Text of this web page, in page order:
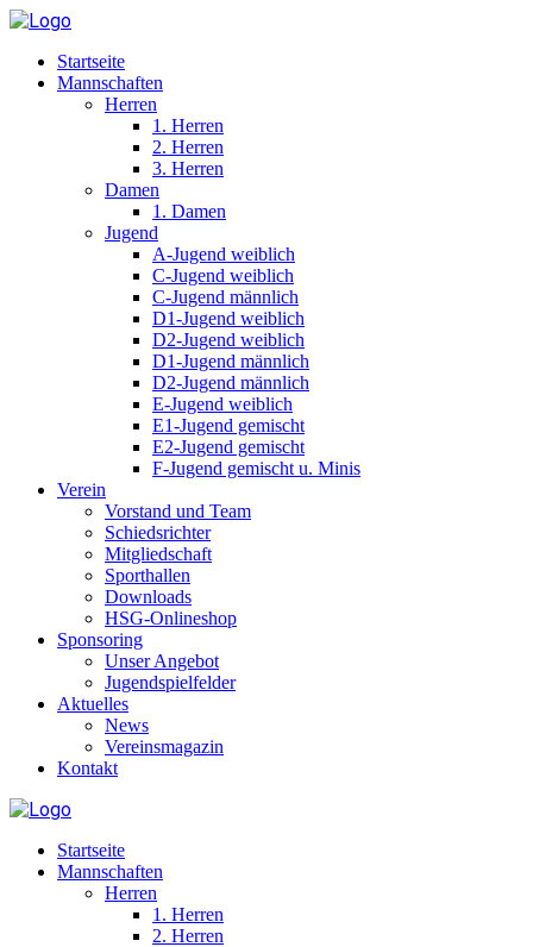
Startseite
Mannschaften
Herren
1. Herren
2. Herren
3. Herren
Damen
1. Damen
Jugend
A-Jugend weiblich
C-Jugend weiblich
C-Jugend männlich
D1-Jugend weiblich
D2-Jugend weiblich
D1-Jugend männlich
D2-Jugend männlich
E-Jugend weiblich
E1-Jugend gemischt
E2-Jugend gemischt
F-Jugend gemischt u. Minis
Verein
Vorstand und Team
Schiedsrichter
Mitgliedschaft
Sporthallen
Downloads
HSG-Onlineshop
Sponsoring
Unser Angebot
Jugendspielfelder
Aktuelles
News
Vereinsmagazin
Kontakt
Startseite
Mannschaften
Herren
1. Herren
2. Herren